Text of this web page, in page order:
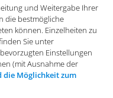
Kontakt
und Weitergabe Ihrer
die bestmögliche
können. Einzelheiten zu
Sie unter
Einstellungen
(mit Ausnahme der
die Möglichkeit zum
die Möglichkeit zum
wichtig für die einwandfreie